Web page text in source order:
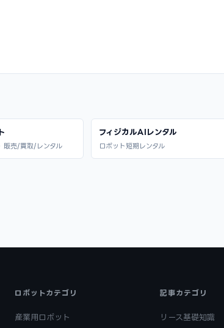
販売/買取/レンタル
フィジカルAIレンタル
ロボット短期レンタル
ロボットカテゴリ
産業用ロボット
記事カテゴリ
リース基礎知識